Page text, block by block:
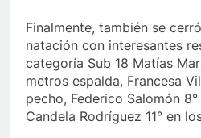
Finalmente, también se
natación con interesantes
categoría Sub 18 Matías
metros espalda, Francesa
pecho, Federico Salomón
Candela Rodríguez 11° en